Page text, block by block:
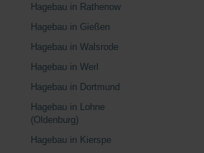
Hagebau in Rathenow
Hagebau in Gießen
Hagebau in Walsrode
Hagebau in Werl
Hagebau in Dortmund
Hagebau in Lohne
(Oldenburg)
Hagebau in Kierspe